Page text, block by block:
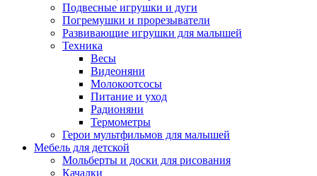
Подвесные игрушки и дуги
Погремушки и прорезыватели
Развивающие игрушки для малышей
Техника
Весы
Видеоняни
Молокоотсосы
Питание и уход
Радионяни
Термометры
Герои мультфильмов для малышей
Мебель для детской
Мольберты и доски для рисования
Качалки